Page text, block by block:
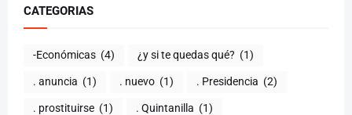
CATEGORIAS
-Económicas (4) ¿y si te quedas qué? (1)
. anuncia (1) . nuevo (1) . Presidencia (2)
. prostituirse (1) . Quintanilla (1)